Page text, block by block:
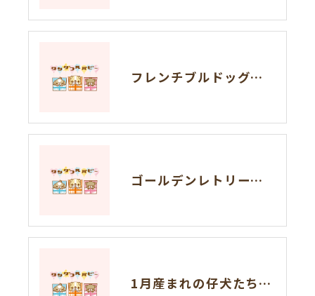
フレンチブルドッグの兄妹🐶岐阜県養老町のブリーダー「ワンダフルパピー」です。
ゴールデンレトリーバーの仔犬の見学が出来ます🐶岐阜県養老町のブリーダー「ワンダフルパピー」です。
1月産まれの仔犬たちの見学が出来ます🐶岐阜県養老町のブリーダー「ワンダフルパピー」です。